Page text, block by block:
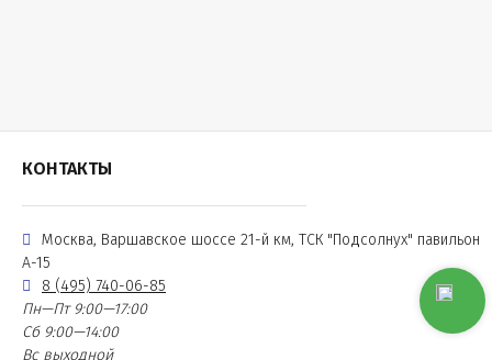
КОНТАКТЫ
Москва, Варшавское шоссе 21-й км, ТСК "Подсолнух" павильон
А-15
8 (495) 740-06-85
Пн—Пт 9:00—17:00
Сб 9:00—14:00
Вс выходной